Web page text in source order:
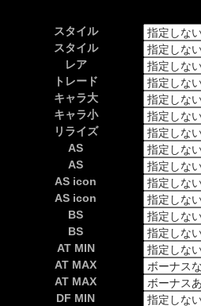
スタイル
スタイル
レア
トレード
キャラ大
キャラ小
リライズ
AS
AS
AS icon
AS icon
BS
BS
AT MIN
AT MAX
AT MAX
DF MIN